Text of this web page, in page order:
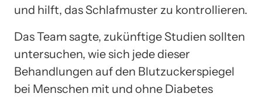
und hilft, das Schlafmuster zu kontrollieren.
Das Team sagte, zukünftige Studien sollten
untersuchen, wie sich jede dieser
Behandlungen auf den Blutzuckerspiegel
bei Menschen mit und ohne Diabetes